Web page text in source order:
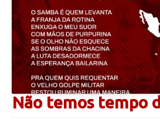
Não temos tempo